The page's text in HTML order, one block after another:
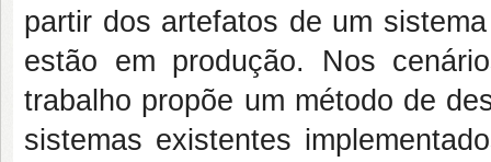
partir dos artefatos de um
estão em produção. Nos
trabalho propõe um método de
sistemas existentes